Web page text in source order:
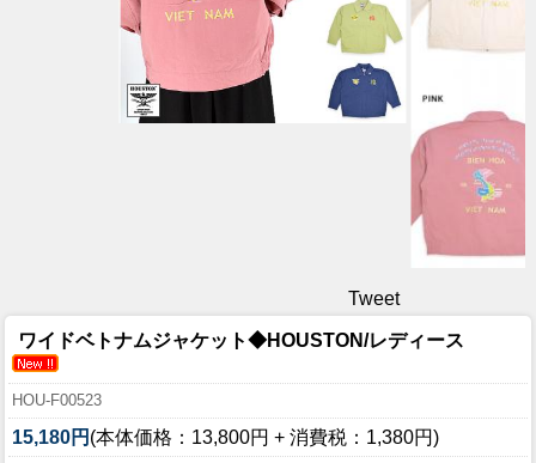
Tweet
ワイドベトナムジャケット◆HOUSTON/レディース
HOU-F00523
15,180円 (本体価格：13,800円 + 消費税：1,380円)